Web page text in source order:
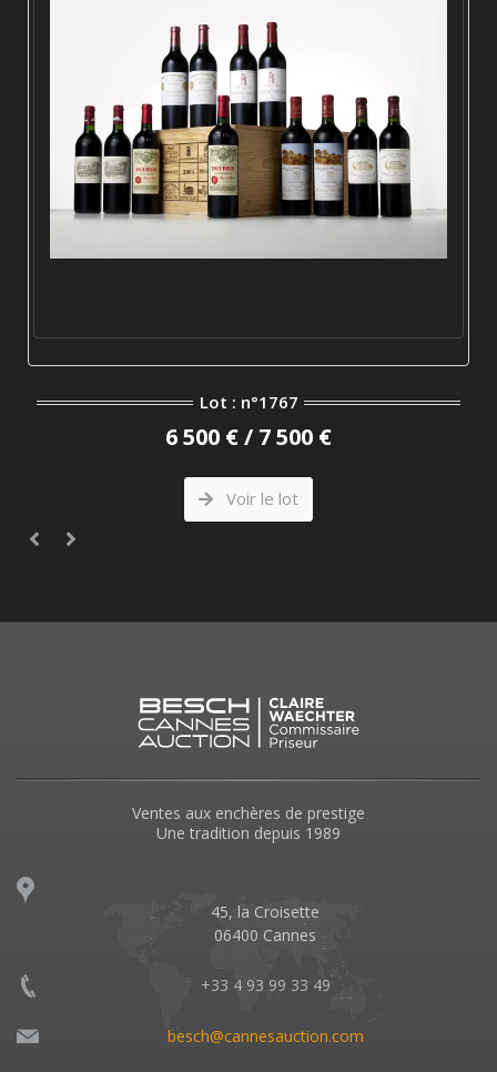
Lot : n°1767
6 500 € / 7 500 €
Voir le lot
Ventes aux enchères de prestige
Une tradition depuis 1989
45, la Croisette
06400 Cannes
+33 4 93 99 33 49
besch@cannesauction.com